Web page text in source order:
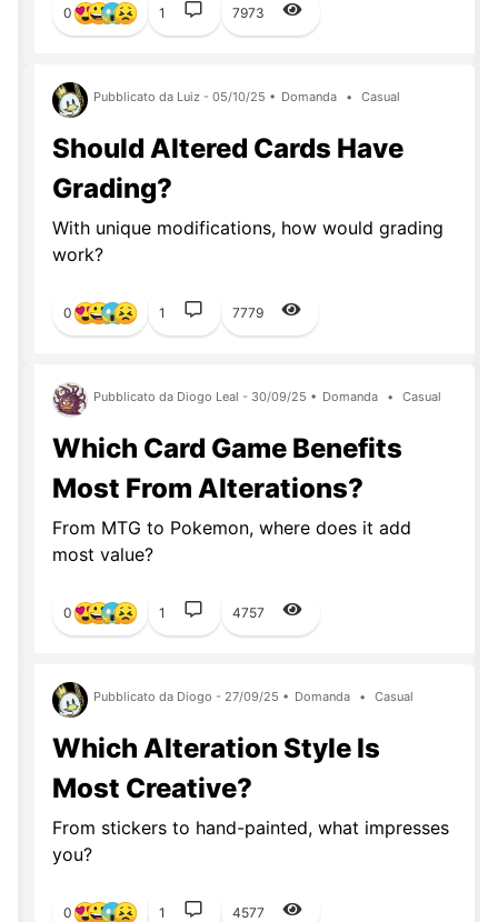
0 1 7973
Pubblicato da Luiz - 05/10/25 • Domanda • Casual
Should Altered Cards Have
Grading?
With unique modifications, how would grading
work?
0 1 7779
Pubblicato da Diogo Leal - 30/09/25 • Domanda • Casual
Which Card Game Benefits
Most From Alterations?
From MTG to Pokemon, where does it add
most value?
0 1 4757
Pubblicato da Diogo - 27/09/25 • Domanda • Casual
Which Alteration Style Is
Most Creative?
From stickers to hand-painted, what impresses
you?
0 1 4577